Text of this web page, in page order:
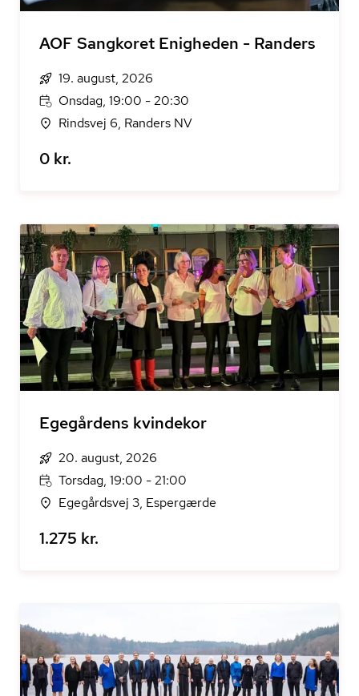
AOF Sangkoret Enigheden - Randers
19. august, 2026
Onsdag, 19:00 - 20:30
Rindsvej 6, Randers NV
0 kr.
Egegårdens kvindekor
20. august, 2026
Torsdag, 19:00 - 21:00
Egegårdsvej 3, Espergærde
1.275 kr.